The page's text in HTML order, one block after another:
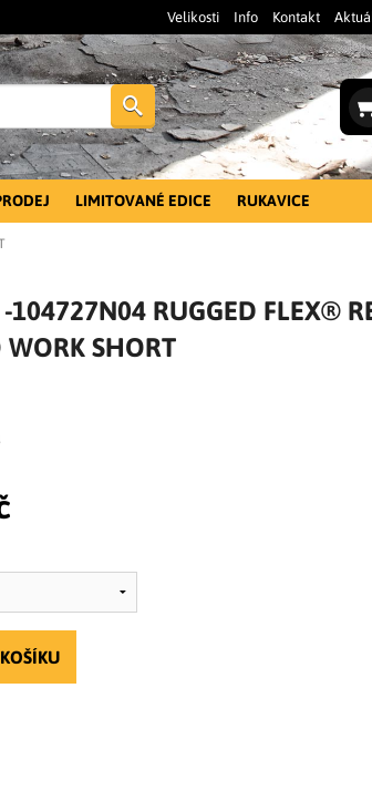
Velikosti Info Kontakt
Vyhledat
LIMITOVANÉ EDICE RUKAVICE
RUGGED FLEX®
WORK SHORT